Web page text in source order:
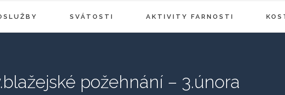
SVÁTOSTI AKTIVITY FARNOSTI
požehnání – 3.února